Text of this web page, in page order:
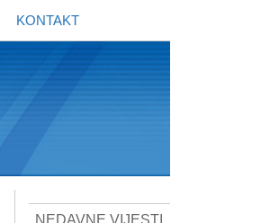
KONTAKT
NEDAVNE VIJESTI